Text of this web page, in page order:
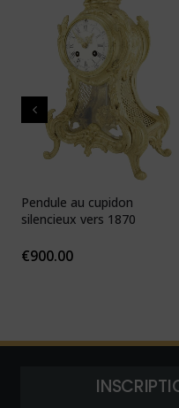
Pendule au cupidon
silencieux vers 1870
€900.00